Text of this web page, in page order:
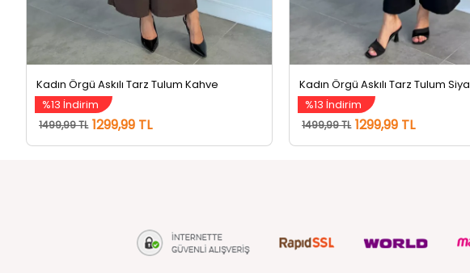
Kadın Örgü Askılı Tarz Tulum Kahve
%13 İndirim
1499,99 TL 1299,99 TL
Kadın Örgü Askılı Tarz Tulum Siyah
%13 İndirim
1499,99 TL 1299,99 TL